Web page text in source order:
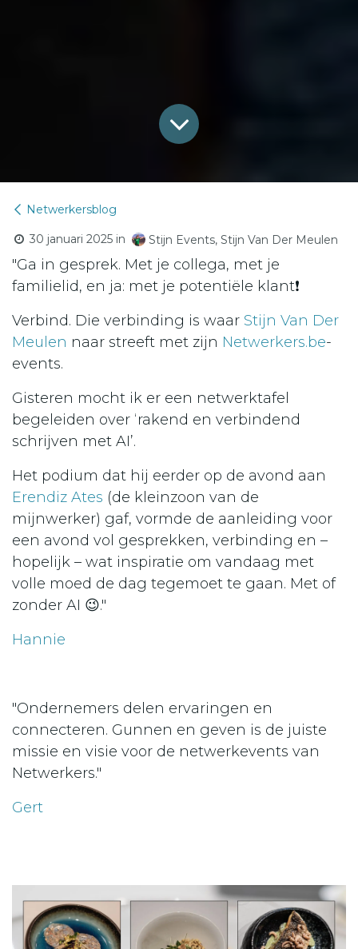
Netwerkersblog
30 januari 2025 in Stijn Events, Stijn Van Der Meulen
"Ga in gesprek. Met je collega, met je
familielid, en ja: met je potentiële klant❗
Verbind. Die verbinding is waar Stijn Van Der
Meulen naar streeft met zijn Netwerkers.be-
events.
Gisteren mocht ik er een netwerktafel
begeleiden over ‘rakend en verbindend
schrijven met AI’.
Het podium dat hij eerder op de avond aan
Erendiz Ates (de kleinzoon van de
mijnwerker) gaf, vormde de aanleiding voor
een avond vol gesprekken, verbinding en –
hopelijk – wat inspiratie om vandaag met
volle moed de dag tegemoet te gaan. Met of
zonder AI 😉."
Hannie
"Ondernemers delen ervaringen en
connecteren. Gunnen en geven is de juiste
missie en visie voor de netwerkevents van
Netwerkers."
Gert